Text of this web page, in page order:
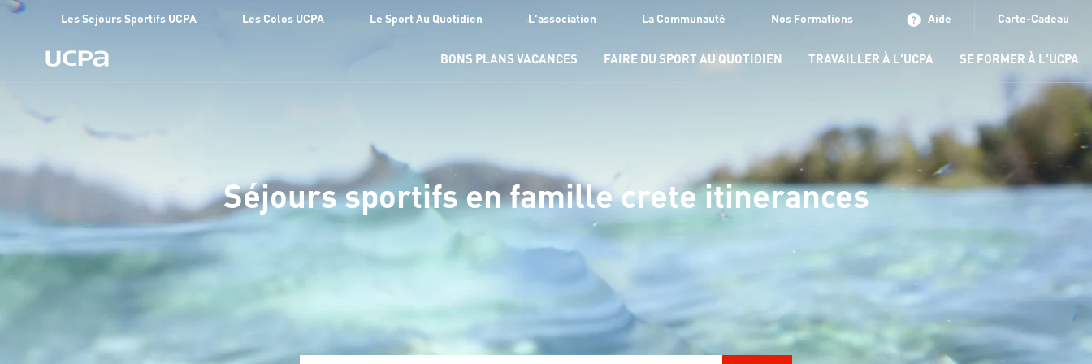
Les Sejours Sportifs UCPA Les Colos UCPA Le Sport Au Quotidien L'association La Communauté Nos Formations Aide Carte-Cadeau
BONS PLANS VACANCES FAIRE DU SPORT AU QUOTIDIEN TRAVAILLER À L'UCPA SE FORMER À L'UCPA
Séjours sportifs en famille crete itinerances